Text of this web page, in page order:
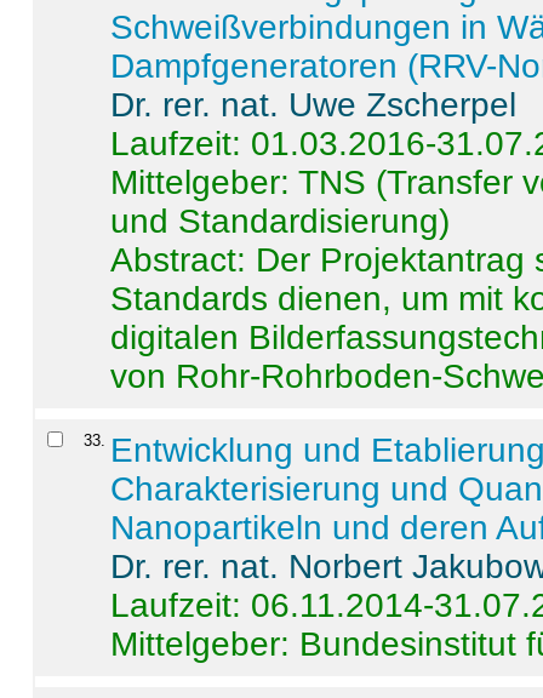
Schweißverbindungen in
Dampfgeneratoren (RRV-
Dr. rer. nat. Uwe Zscherpel
Laufzeit: 01.03.2016-
Mittelgeber: TNS (Transfer
und Standardisierung)
Abstract: Der Projektantrag
Standards dienen, um mit
digitalen
von Rohr-Rohrboden-
33. Entwicklung und
Charakterisierung und
Nanopartikeln und deren
Dr. rer. nat. Norbert
Laufzeit: 06.11.2014-
Mittelgeber: Bundesinstitut